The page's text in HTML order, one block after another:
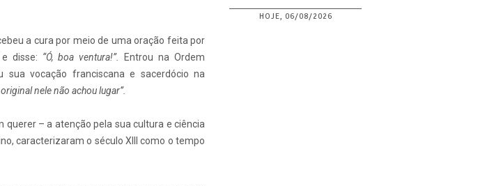
HOJE, 06/08/2026
a cura por meio de uma oração feita por
disse: “Ó, boa ventura!”.
Entrou na Ordem
sua vocação franciscana e sacerdócio na
nele não achou lugar”.
– a atenção pela sua cultura e ciência
caracterizaram o século XIII como o tempo